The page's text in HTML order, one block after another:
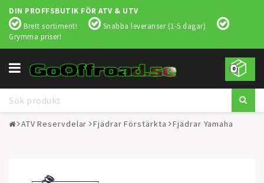
DIN PROFFSBUTIK FÖR ATV & UTV
Brett sortiment!
Snabba leveranser (1-5 dagar)
Grymma priser!
0
Toggle
navigation
ATV Reservdelar Fjädrar Förstärkta Fjädrar Yamaha